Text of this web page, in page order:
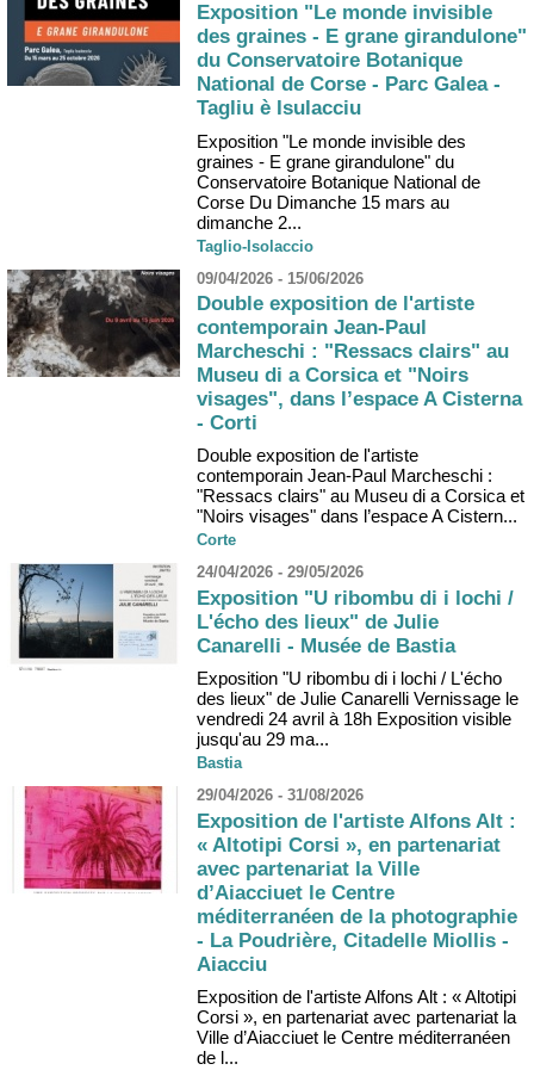
Exposition "Le monde invisible
des graines - E grane girandulone"
du Conservatoire Botanique
National de Corse - Parc Galea -
Tagliu è Isulacciu
Exposition "Le monde invisible des
graines - E grane girandulone" du
Conservatoire Botanique National de
Corse Du Dimanche 15 mars au
dimanche 2...
Taglio-Isolaccio
09/04/2026 - 15/06/2026
Double exposition de l'artiste
contemporain Jean-Paul
Marcheschi : "Ressacs clairs" au
Museu di a Corsica et "Noirs
visages", dans l’espace A Cisterna
- Corti
Double exposition de l'artiste
contemporain Jean-Paul Marcheschi :
"Ressacs clairs" au Museu di a Corsica et
"Noirs visages" dans l’espace A Cistern...
Corte
24/04/2026 - 29/05/2026
Exposition "U ribombu di i lochi /
L'écho des lieux" de Julie
Canarelli - Musée de Bastia
Exposition "U ribombu di i lochi / L'écho
des lieux" de Julie Canarelli Vernissage le
vendredi 24 avril à 18h Exposition visible
jusqu'au 29 ma...
Bastia
29/04/2026 - 31/08/2026
Exposition de l'artiste Alfons Alt :
« Altotipi Corsi », en partenariat
avec partenariat la Ville
d’Aiacciuet le Centre
méditerranéen de la photographie
- La Poudrière, Citadelle Miollis -
Aiacciu
Exposition de l'artiste Alfons Alt : « Altotipi
Corsi », en partenariat avec partenariat la
Ville d’Aiacciuet le Centre méditerranéen
de l...